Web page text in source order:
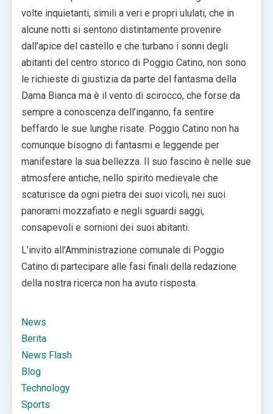
volte inquietanti, simili a veri e propri ululati, che in
alcune notti si sentono distintamente provenire
dall’apice del castello e che turbano i sonni degli
abitanti del centro storico di Poggio Catino, non sono
le richieste di giustizia da parte del fantasma della
Dama Bianca ma è il vento di scirocco, che forse da
sempre a conoscenza dell’inganno, fa sentire
beffardo le sue lunghe risate. Poggio Catino non ha
comunque bisogno di fantasmi e leggende per
manifestare la sua bellezza. Il suo fascino è nelle sue
atmosfere antiche, nello spirito medievale che
scaturisce da ogni pietra dei suoi vicoli, nei suoi
panorami mozzafiato e negli sguardi saggi,
consapevoli e sornioni dei suoi abitanti.
L’invito all’Amministrazione comunale di Poggio
Catino di partecipare alle fasi finali della redazione
della nostra ricerca non ha avuto risposta.
News
Berita
News Flash
Blog
Technology
Sports